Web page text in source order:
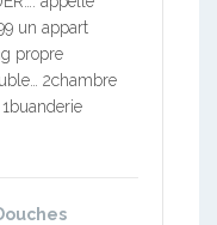
un appart
propre
2chambre